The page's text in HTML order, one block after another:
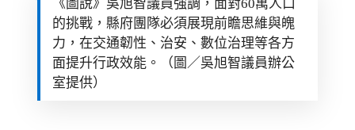
《圖說》吳旭智議員強調，面對60萬人口
的挑戰，縣府團隊必須展現前瞻思維與魄
力，在交通韌性、治安、數位治理等各方
面提升行政效能。（圖／吳旭智議員辦公
室提供）